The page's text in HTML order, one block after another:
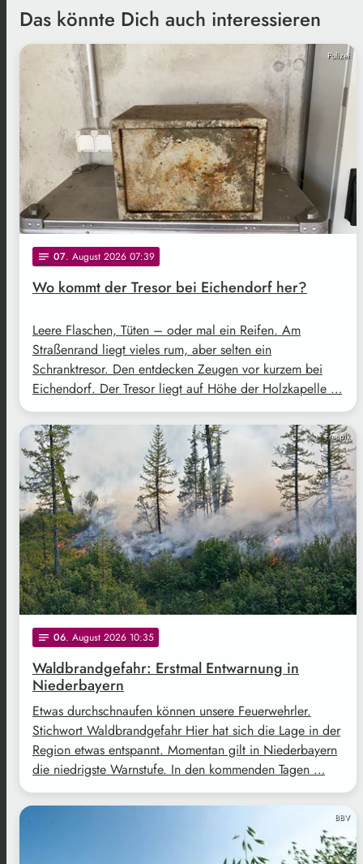
Das könnte Dich auch interessieren
Polizei
notes 07. August 2026 07:39
Wo kommt der Tresor bei Eichendorf her?
Leere Flaschen, Tüten – oder mal ein Reifen. Am
Straßenrand liegt vieles rum, aber selten ein
Schranktresor. Den entdecken Zeugen vor kurzem bei
Eichendorf. Der Tresor liegt auf Höhe der Holzkapelle …
Freepik
notes 06. August 2026 10:35
Waldbrandgefahr: Erstmal Entwarnung in
Niederbayern
Etwas durchschnaufen können unsere Feuerwehrler.
Stichwort Waldbrandgefahr Hier hat sich die Lage in der
Region etwas entspannt. Momentan gilt in Niederbayern
die niedrigste Warnstufe. In den kommenden Tagen …
BBV